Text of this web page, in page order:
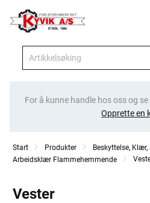
For å kunne handle hos oss og
Opprette en
Start Produkter Beskyttelse, Klær,
Arbeidsklær Flammehemmende
Vester